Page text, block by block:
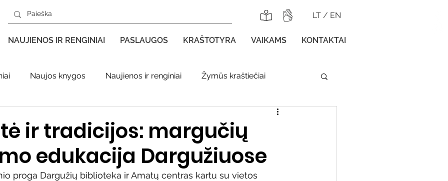
LT / EN
NAUJIENOS IR RENGINIAI PASLAUGOS KRAŠTOTYRA VAIKAMS KONTAKTAI
Naujos knygos Naujienos ir renginiai Žymūs kraštiečiai
Kilnojamos parodos
Adolfo Ramanausko–Vanago premija
ir tradicijos: margučių
edukacija Dargužiuose
proga Dargužių biblioteka ir Amatų centras kartu su vietos